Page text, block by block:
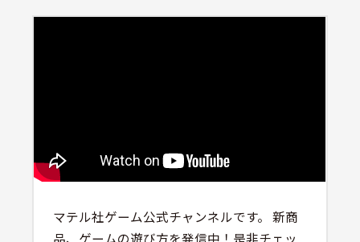
マテル社ゲーム公式チャンネルです。 新商
品、ゲームの遊び方を発信中！是非チェッ